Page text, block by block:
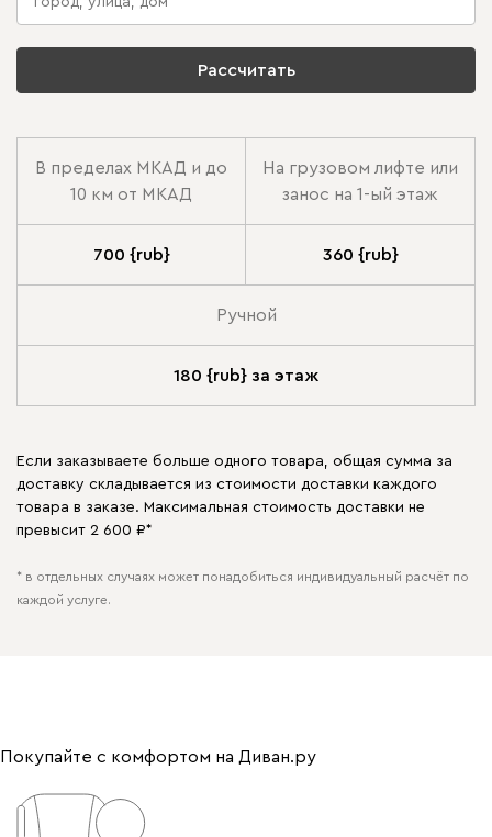
Рассчитать
В пределах МКАД и до
10 км от МКАД
На грузовом лифте или
занос на 1-ый этаж
700 {rub} 360 {rub}
Ручной
180 {rub} за этаж
Если заказываете больше одного товара, общая сумма за
доставку складывается из стоимости доставки каждого
товара в заказе. Максимальная стоимость доставки не
превысит 2 600 ₽*
* в отдельных случаях может понадобиться индивидуальный расчёт по
каждой услуге.
Покупайте с комфортом на Диван.ру